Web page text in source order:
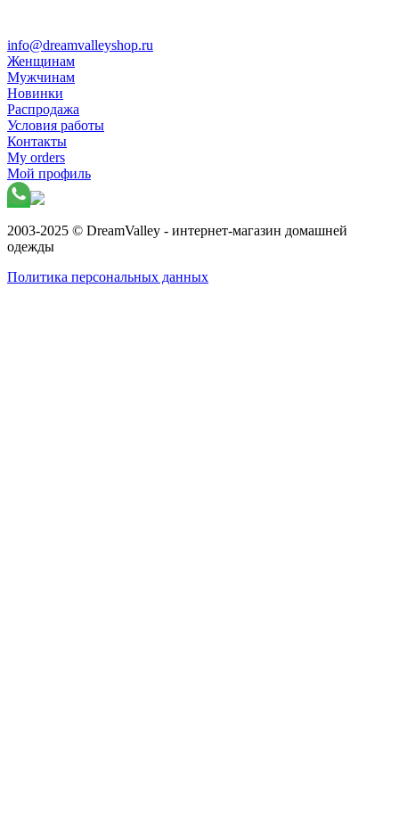
info@dreamvalleyshop.ru
Женщинам
Мужчинам
Новинки
Распродажа
Условия работы
Контакты
My orders
Мой профиль
2003-2025 © DreamValley - интернет-магазин домашней
одежды
Политика персональных данных